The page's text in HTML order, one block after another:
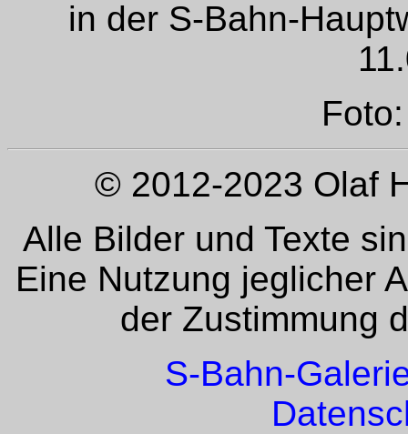
in der S-Bahn-
© 2012-2023 Olaf
Alle Bilder und Texte
Eine Nutzung jeglicher
der Zustimmung
S-Bahn-